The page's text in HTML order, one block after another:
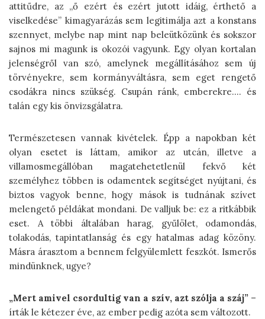
attitűdre, az „ő ezért és ezért jutott idáig, érthető a
viselkedése” kimagyarázás sem legitimálja azt a konstans
szennyet, melybe nap mint nap beleütközünk és sokszor
sajnos mi magunk is okozói vagyunk. Egy olyan kortalan
jelenségről van szó, amelynek megállításához sem új
törvényekre, sem kormányváltásra, sem eget rengető
csodákra nincs szükség. Csupán ránk, emberekre…. és
talán egy kis önvizsgálatra.
Természetesen vannak kivételek. Épp a napokban két
olyan esetet is láttam, amikor az utcán, illetve a
villamosmegállóban magatehetetlenül fekvő két
személyhez többen is odamentek segítséget nyújtani, és
biztos vagyok benne, hogy mások is tudnának szívet
melengető példákat mondani. De valljuk be: ez a ritkábbik
eset. A többi általában harag, gyűlölet, odamondás,
tolakodás, tapintatlanság és egy hatalmas adag közöny.
Másra árasztom a bennem felgyülemlett feszkót. Ismerős
mindünknek, ugye?
„Mert amivel csordultig van a szív, azt szólja a száj”–
írták le kétezer éve, az ember pedig azóta sem változott.